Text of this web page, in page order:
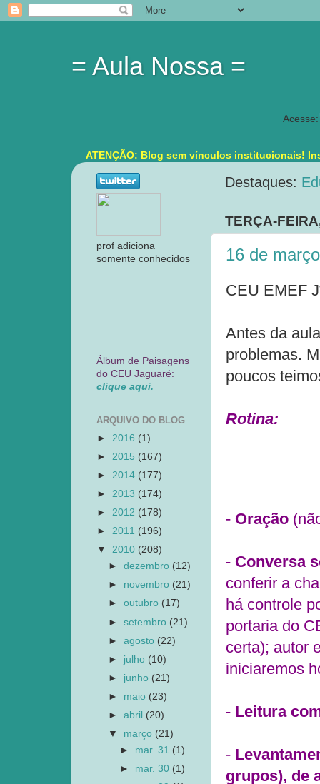
= Aula Nossa =
Acesse:
ATENÇÃO: Blog sem vínculos institucionais!
Destaques:
TERÇA-
16 de
CEU EMEF
Antes da
problemas.
poucos
Rotina:
- Oração
- Conversa
conferir a
há controle
portaria do
certa); autor
iniciaremos
- Leitura
-
grupos), de
prof adiciona
somente conhecidos
Álbum de Paisagens
do CEU Jaguaré:
clique aqui.
ARQUIVO DO BLOG
► 2016 (1)
► 2015 (167)
► 2014 (177)
► 2013 (174)
► 2012 (178)
► 2011 (196)
▼ 2010 (208)
►dezembro (12)
► novembro (21)
►outubro (17)
►setembro (21)
►agosto (22)
► julho (10)
► junho (21)
► maio (23)
►abril (20)
▼ março (21)
► mar. 31 (1)
► mar. 30 (1)